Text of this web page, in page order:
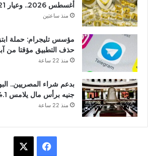
أغسطس 2026.. وعيار 21 يسجل 5960 جنيها
منذ ساعتين
مؤسس تليجرام: حملة
حذف التطبيق مؤقتا من
منذ 22 ساعة
جنيه برأس مال يلامس 4.1 تريليون
منذ 22 ساعة